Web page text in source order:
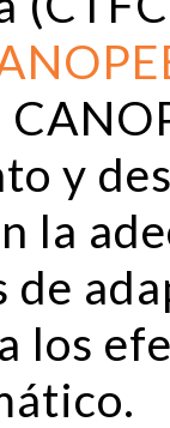
y
la
de
los